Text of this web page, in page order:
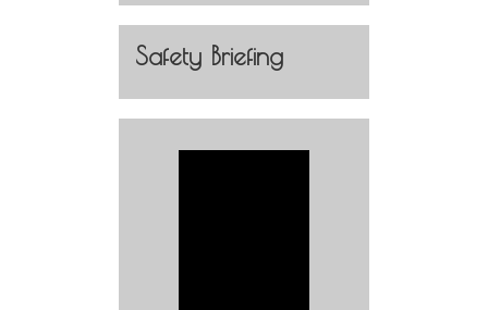
Safety Briefing